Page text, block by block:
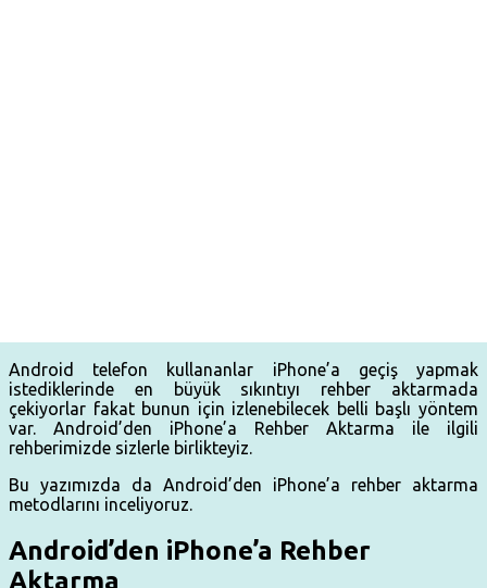
Android telefon kullananlar iPhone’a geçiş yapmak
istediklerinde en büyük sıkıntıyı rehber aktarmada
çekiyorlar fakat bunun için izlenebilecek belli başlı yöntem
var. Android’den iPhone’a Rehber Aktarma ile ilgili
rehberimizde sizlerle birlikteyiz.
Bu yazımızda da Android’den iPhone’a rehber aktarma
metodlarını inceliyoruz.
Android’den iPhone’a Rehber
Aktarma